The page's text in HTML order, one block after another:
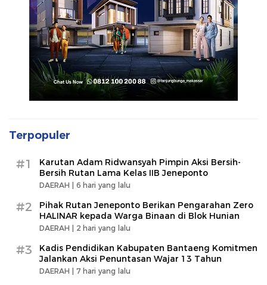
Terpopuler
#1
Karutan Adam Ridwansyah Pimpin Aksi Bersih-
Bersih Rutan Lama Kelas IIB Jeneponto
DAERAH | 6 hari yang lalu
#2
Pihak Rutan Jeneponto Berikan Pengarahan Zero
HALINAR kepada Warga Binaan di Blok Hunian
DAERAH | 2 hari yang lalu
#3
Kadis Pendidikan Kabupaten Bantaeng Komitmen
Jalankan Aksi Penuntasan Wajar 13 Tahun
DAERAH | 7 hari yang lalu